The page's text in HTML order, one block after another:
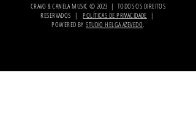
CRAVO & CANELA MUSIC © 2023 | TODOS OS DIREITOS
RESERVADOS |POLÍTICAS DE PRIVACIDADE |
POWERED BYSTUDIO HELGA AZEVEDO.